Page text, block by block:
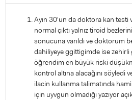
Ayın 30'un da doktora kan
normal çıktı yalnız tiroid
sonucuna varıldı ve doktorum
dahiliyeye ggittigimde ise
öğrendim en büyük riski
kontrol altına alacağını söyledi
ilacin kullanma talimatında
için uyvgun olmadığı yazıyor